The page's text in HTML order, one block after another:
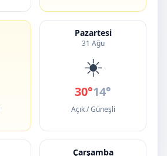
Pazartesi
31 Ağu
☀️
30°14°
Açık / Güneşli
Çarşamba